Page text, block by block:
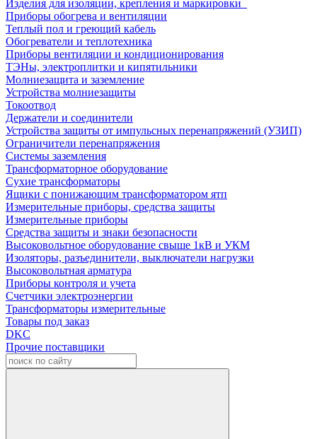
Изделия для изоляции, крепления и маркировки
Приборы обогрева и вентиляции
Теплый пол и греющий кабель
Обогреватели и теплотехника
Приборы вентиляции и кондиционирования
ТЭНы, электроплитки и кипятильники
Молниезащита и заземление
Устройства молниезащиты
Токоотвод
Держатели и соединители
Устройства защиты от импульсных перенапряжений (УЗИП)
Ограничители перенапряжения
Системы заземления
Трансформаторное оборудование
Сухие трансформаторы
Ящики с понижающим трансформатором ятп
Измерительные приборы, средства защиты
Измерительные приборы
Средства защиты и знаки безопасности
Высоковольтное оборудование свыше 1кВ и УКМ
Изоляторы, разъединители, выключатели нагрузки
Высоковольтная арматура
Приборы контроля и учета
Счетчики электроэнергии
Трансформаторы измерительные
Товары под заказ
DKC
Прочие поставщики